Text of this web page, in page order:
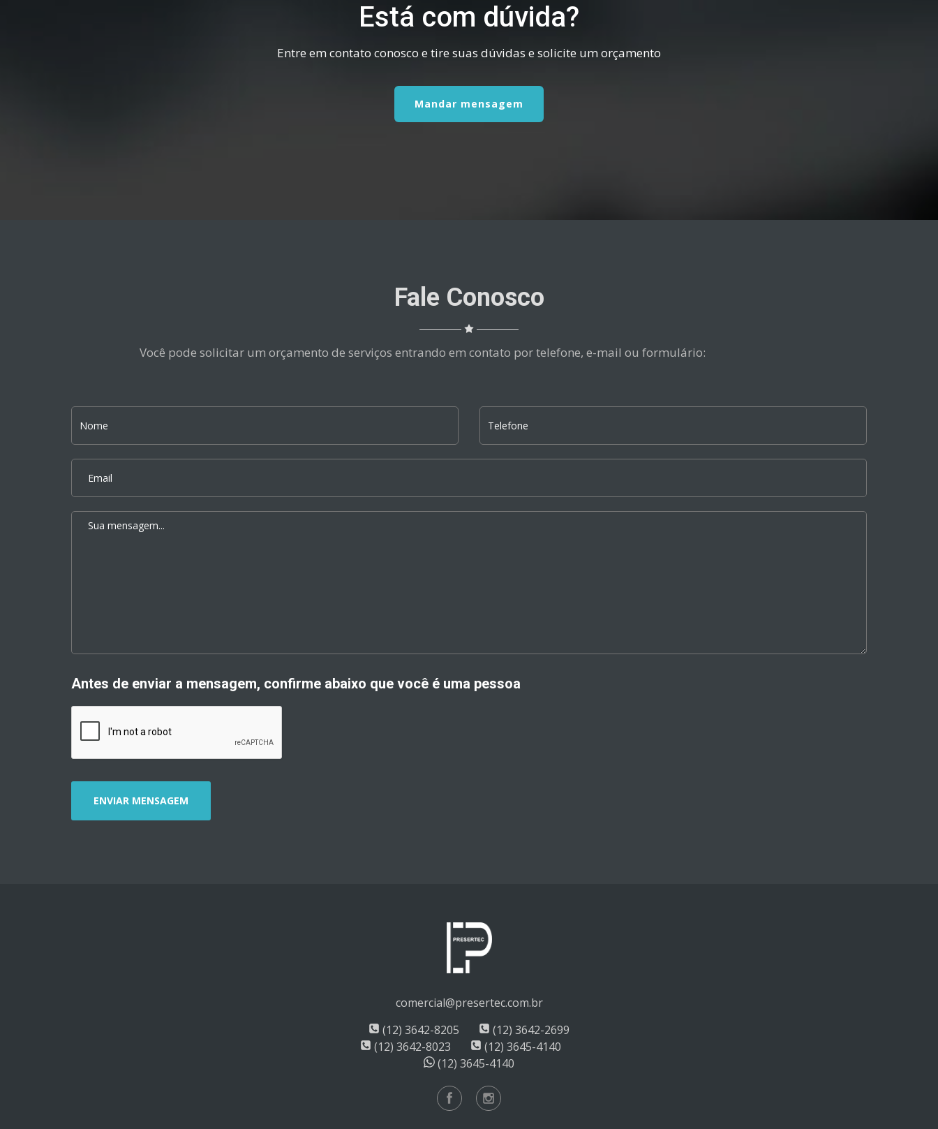
Está com dúvida?
Entre em contato conosco e tire suas dúvidas e solicite um orçamento
Mandar mensagem
Fale Conosco
Você pode solicitar um orçamento de serviços entrando em contato por telefone, e-mail ou formulário:
Antes de enviar a mensagem, confirme abaixo que você é uma pessoa
ENVIAR MENSAGEM
comercial@presertec.com.br
(12) 3642-8205
(12) 3642-2699
(12) 3642-8023
(12) 3645-4140
(12) 3645-4140